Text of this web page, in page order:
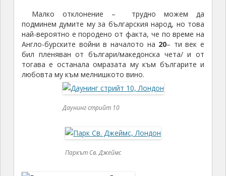
Малко отклонение – трудно можем да
подминем думите му за българския народ, но това
най-вероятно е породено от факта, че по време на
Англо-бурските войни в началото на 20– ти век е
бил пленяван от българи/македонска чета/ и от
тогава е останала омразата му към българите и
любовта му към мелнишкото вино.
Даунинг стрийт 10
Паркът Св. Джеймс